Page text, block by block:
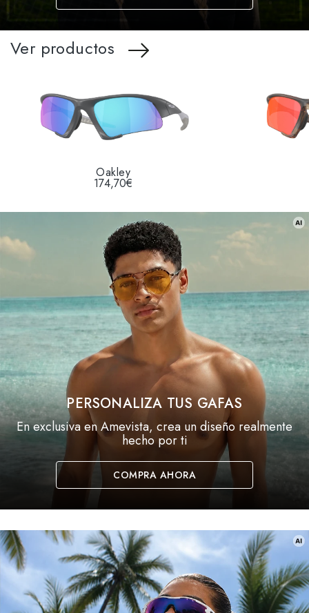
Ver productos
Oakley
174,70€
PERSONALIZA TUS GAFAS
En exclusiva en Amevista, crea un diseño realmente
hecho por ti
COMPRA AHORA